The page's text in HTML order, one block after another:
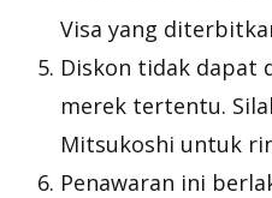
Visa yang
Diskon tidak dapat
merek tertentu.
Mitsukoshi untuk
Penawaran ini